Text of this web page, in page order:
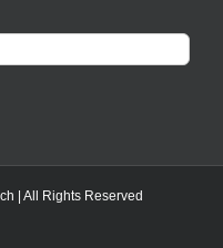
| All Rights Reserved